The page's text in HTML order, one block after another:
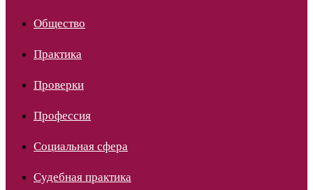
Общество
Практика
Проверки
Профессия
Социальная сфера
Судебная практика